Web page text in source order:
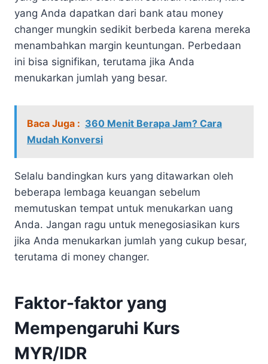
yang Anda dapatkan dari bank atau money
changer mungkin sedikit berbeda karena mereka
menambahkan margin keuntungan. Perbedaan
ini bisa signifikan, terutama jika Anda
menukarkan jumlah yang besar.
Baca Juga : 360 Menit Berapa Jam? Cara
Mudah Konversi
Selalu bandingkan kurs yang ditawarkan oleh
beberapa lembaga keuangan sebelum
memutuskan tempat untuk menukarkan uang
Anda. Jangan ragu untuk menegosiasikan kurs
jika Anda menukarkan jumlah yang cukup besar,
terutama di money changer.
Faktor-faktor yang
Mempengaruhi Kurs
MYR/IDR